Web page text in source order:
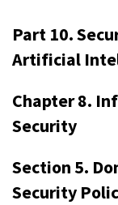
Part 10.
Artificial
Chapter 8.
Security
Section 5.
Security